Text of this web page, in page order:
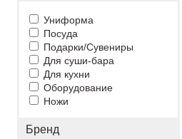
Униформа
Посуда
Подарки/Сувениры
Для суши-бара
Для кухни
Оборудование
Ножи
Бренд